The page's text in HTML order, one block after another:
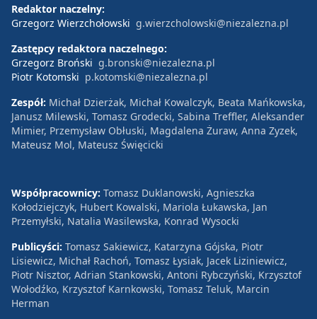
Redaktor naczelny:
Grzegorz Wierzchołowski g.wierzcholowski@niezalezna.pl
Zastępcy redaktora naczelnego:
Grzegorz Broński g.bronski@niezalezna.pl
Piotr Kotomski p.kotomski@niezalezna.pl
Zespół: Michał Dzierżak, Michał Kowalczyk, Beata Mańkowska,
Janusz Milewski, Tomasz Grodecki, Sabina Treffler, Aleksander
Mimier, Przemysław Obłuski, Magdalena Żuraw, Anna Zyzek,
Mateusz Mol, Mateusz Święcicki
Współpracownicy: Tomasz Duklanowski, Agnieszka
Kołodziejczyk, Hubert Kowalski, Mariola Łukawska, Jan
Przemyłski, Natalia Wasilewska, Konrad Wysocki
Publicyści: Tomasz Sakiewicz, Katarzyna Gójska, Piotr
Lisiewicz, Michał Rachoń, Tomasz Łysiak, Jacek Liziniewicz,
Piotr Nisztor, Adrian Stankowski, Antoni Rybczyński, Krzysztof
Wołodźko, Krzysztof Karnkowski, Tomasz Teluk, Marcin
Herman